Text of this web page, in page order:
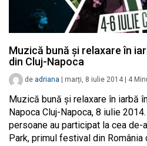
Muzică bună și relaxare în
din Cluj-Napoca
de adriana marți, 8 iulie 2014 4
Muzică bună și relaxare în iarbă
Napoca Cluj-Napoca, 8 iulie
persoane au participat la cea
Park, primul festival din